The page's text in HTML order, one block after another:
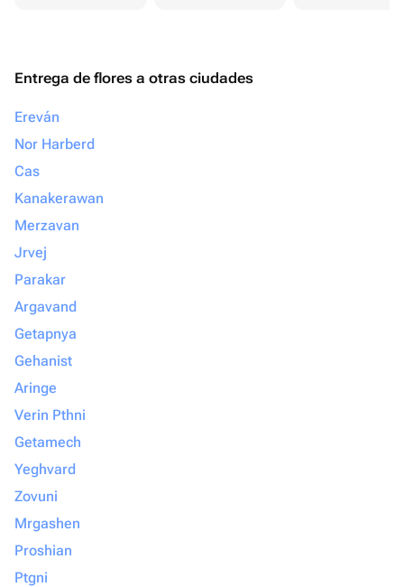
Entrega de flores a otras ciudades
Ereván
Nor Harberd
Cas
Kanakerawan
Merzavan
Jrvej
Parakar
Argavand
Getapnya
Gehanist
Aringe
Verin Pthni
Getamech
Yeghvard
Zovuni
Mrgashen
Proshian
Ptgni